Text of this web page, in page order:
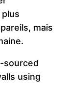
plus
mais
sourced
using